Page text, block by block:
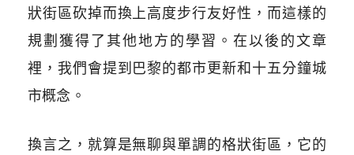
狀街區砍掉而換上高度步行友好性，而這樣的
規劃獲得了其他地方的學習。在以後的文章
裡，我們會提到巴黎的都市更新和十五分鐘城
市概念。
換言之，就算是無聊與單調的格狀街區，它的